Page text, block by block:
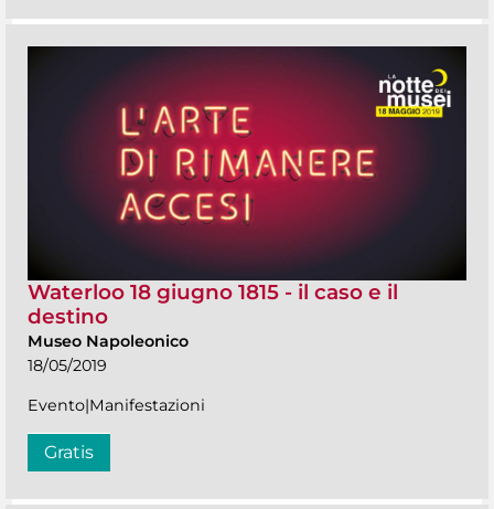
Waterloo 18 giugno 1815 - il caso e il
destino
Museo Napoleonico
18/05/2019
Evento|Manifestazioni
Gratis